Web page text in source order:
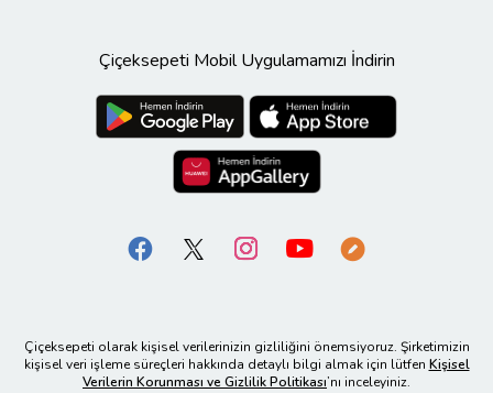
Çiçeksepeti Mobil Uygulamamızı İndirin
Çiçeksepeti olarak kişisel verilerinizin gizliliğini önemsiyoruz. Şirketimizin
kişisel veri işleme süreçleri hakkında detaylı bilgi almak için lütfen Kişisel
Verilerin Korunması ve Gizlilik Politikası’nı inceleyiniz.